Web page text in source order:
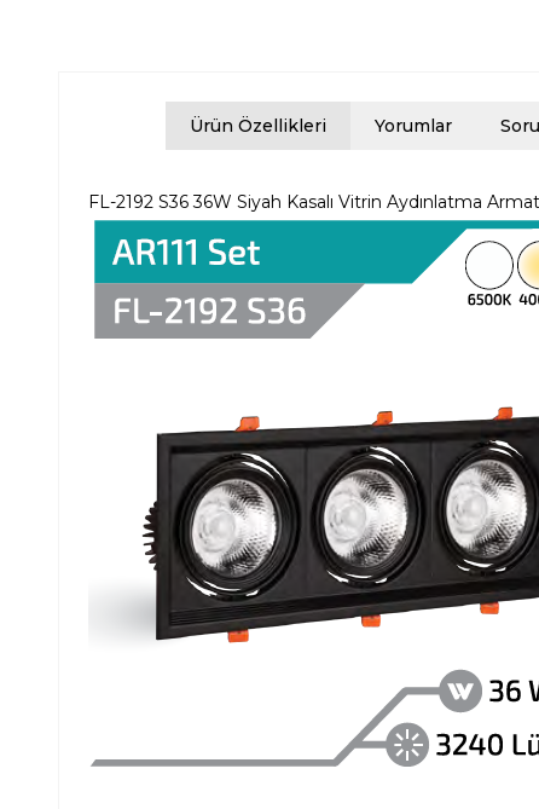
Ürün Özellikleri Yorumlar
FL-2192 S36 36W Siyah Kasalı Vitrin Aydınlatma